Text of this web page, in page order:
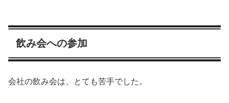
飲み会への参加
会社の飲み会は、とても苦手でした。